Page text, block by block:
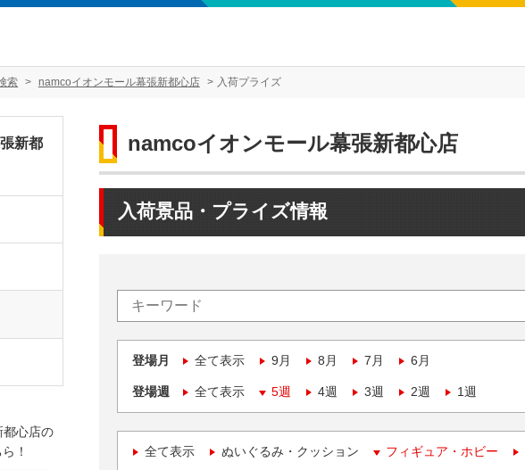
索 namcoイオンモール幕張新都心店 入荷プライズ
namcoイオンモール幕張新都心店
入荷景品・プライズ情報
登場月 全て表示 9月 8月 7月 6月
登場週 全て表示 5週 4週 3週 2週 1週
全て表示 ぬいぐるみ・クッション フィギュア・ホビー
新都
都心店の
！